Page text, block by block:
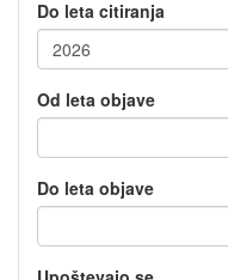
Do leta citiranja
Od leta objave
Do leta objave